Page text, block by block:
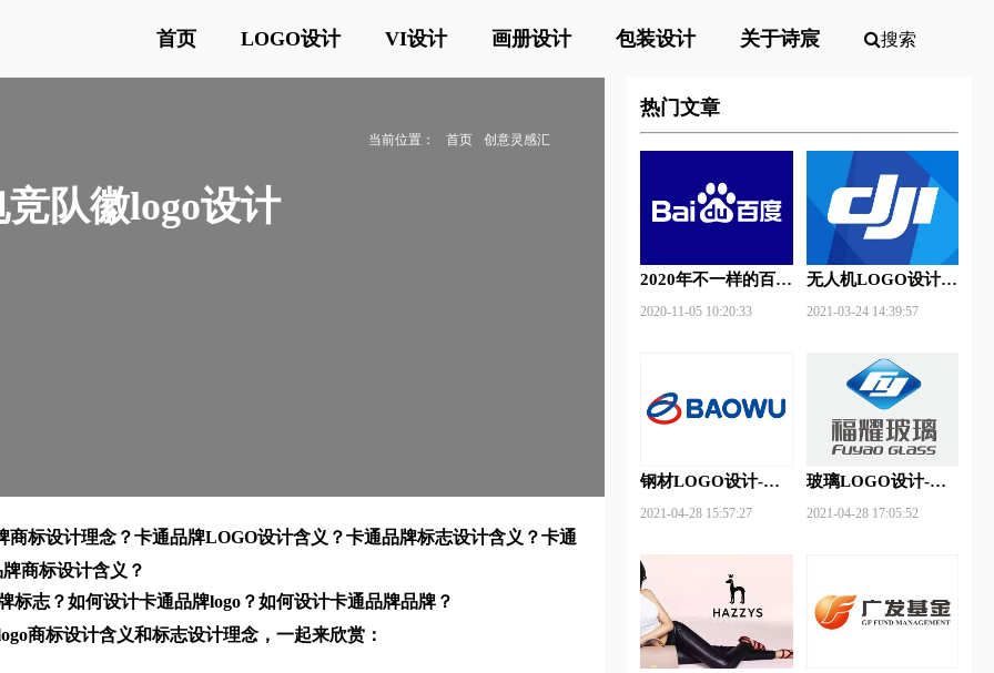
首页 LOGO设计 VI设计 画册设计 包装设计 关于诗宸 搜索
当前位置： 首页 创意灵感汇
队徽logo设计
商标设计理念？卡通品牌LOGO设计含义？卡通品牌标志设计含义？卡通
商标设计含义？
标志？如何设计卡通品牌logo？如何设计卡通品牌品牌？
商标设计含义和标志设计理念，一起来欣赏：
热门文章
2020年不一样的百度
2020-11-05 10:20:33
无人机LOGO设计-
计
2021-03-24 14:39:57
钢材LOGO设计-宝
2021-04-28 15:57:27
玻璃LOGO设计-
logo设计
2021-04-28 17:05:52